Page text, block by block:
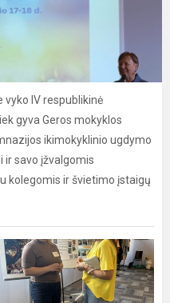
vyko IV respublikinė
gyva Geros mokyklos
ikimokyklinio ugdymo
ir savo įžvalgomis
kolegomis ir švietimo įstaigų